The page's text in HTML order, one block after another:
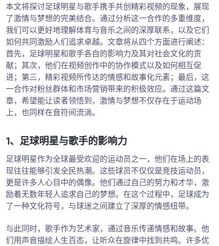
本文将探讨足球明星与歌手携手共创精彩视频的现象，展现
了激情与梦想的完美结合。通过分析这一合作的多重维度，
我们可以更好地理解体育与音乐之间的深厚联系，以及它们
如何共同激励人们追求卓越。文章将从四个方面进行阐述：
首先，足球明星和歌手各自的影响力及其对社会文化的贡
献；其次，他们在视频创作中的协作模式以及如何相互促
进；第三，精彩视频所传达的情感和故事化元素；最后，这
一合作对粉丝群体和市场营销带来的积极效应。通过这篇文
章，希望能让读者领悟到，激情与梦想不仅存在于运动场
上，也同样在音符间流淌。
1、足球明星与歌手的影响力
足球明星作为全球最受欢迎的运动员之一，他们在场上的表
现往往能够引发全民热潮。这些球员不仅仅是竞技运动员，
更是许多人心目中的偶像。他们通过自己的努力和才华，激
励着无数年轻人追求自己的梦想。在这个过程中，足球成为
了一种文化符号，与球迷之间建立了深厚的情感纽带。
与此同时，歌手作为艺术家，通过音乐传递情感和故事。他
们用声音描绘人生百态，让听众在旋律中找到共鸣。许多优